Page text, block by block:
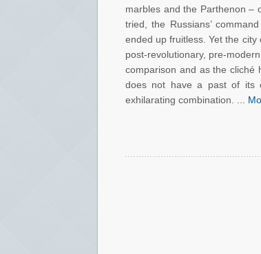
marbles and the Parthenon –
tried, the Russians’
ended up fruitless. Yet the
post-revolutionary, pre-
comparison and as the cliché
does not have a past of its
exhilarating combination. ...